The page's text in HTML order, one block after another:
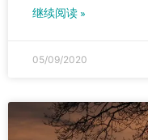
继续阅读 »
05/09/2020